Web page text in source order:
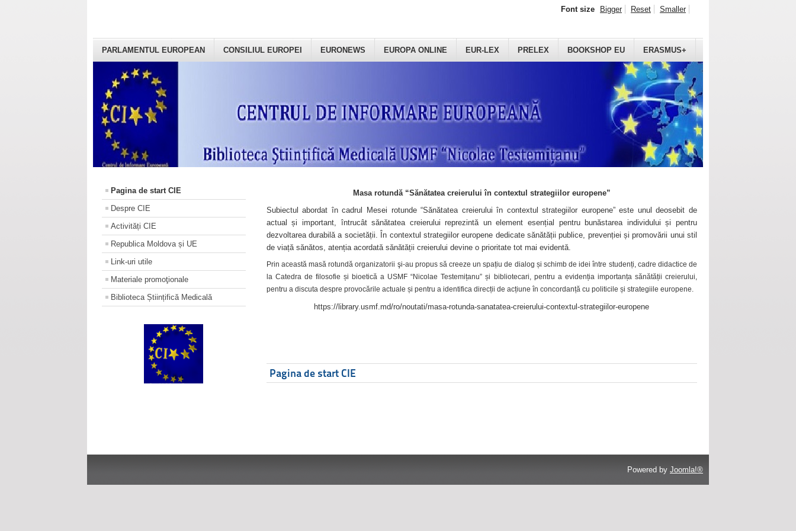
PARLAMENTUL EUROPEAN CONSILIUL EUROPEI EURONEWS EUROPA ONLINE EUR-LEX PRELEX BOOKSHOP EU ERASMUS+
Font size Bigger Reset Smaller
Pagina de start CIE
Despre CIE
Activități CIE
Republica Moldova și UE
Link-uri utile
Materiale promoţionale
Biblioteca Științifică Medicală
Masa rotundă “Sănătatea creierului în contextul strategiilor europene”
Subiectul abordat în cadrul Mesei rotunde “Sănătatea creierului în contextul strategiilor europene” este unul deosebit de
actual și important, întrucât sănătatea creierului reprezintă un element esențial pentru bunăstarea individului și pentru
dezvoltarea durabilă a societății. În contextul strategiilor europene dedicate sănătății publice, prevenției și promovării unui stil
de viață sănătos, atenția acordată sănătății creierului devine o prioritate tot mai evidentă.
Prin această masă rotundă organizatorii şi-au propus să creeze un spațiu de dialog și schimb de idei între studenți, cadre didactice de
la Catedra de filosofie și bioetică a USMF “Nicolae Testemițanu” și bibliotecari, pentru a evidenția importanța sănătății creierului,
pentru a discuta despre provocările actuale și pentru a identifica direcții de acțiune în concordanță cu politicile și strategiile europene.
https://library.usmf.md/ro/noutati/masa-rotunda-sanatatea-creierului-contextul-strategiilor-europene
Pagina de start CIE
Powered by Joomla!®